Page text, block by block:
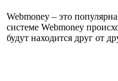
Webmoney – это
системе Webmoney
будут находится друг от